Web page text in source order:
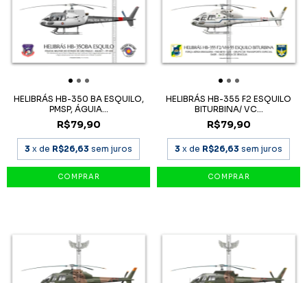
HELIBRÁS HB-350 BA ESQUILO,
PMSP, ÁGUIA...
R$79,90
3 x de R$26,63 sem juros
HELIBRÁS HB-355 F2 ESQUILO
BITURBINA/ VC...
R$79,90
3 x de R$26,63 sem juros